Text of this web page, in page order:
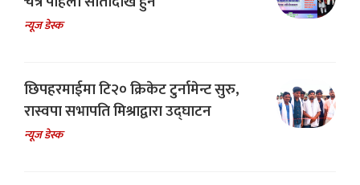
न्यूज डेस्क
छिपहरमाईमा टि२० क्रिकेट टुर्नामेन्ट सुरु,
रास्वपा सभापति मिश्राद्वारा उद्घाटन
न्यूज डेस्क